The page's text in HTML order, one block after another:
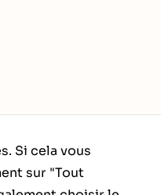
Si cela vous
sur "Tout